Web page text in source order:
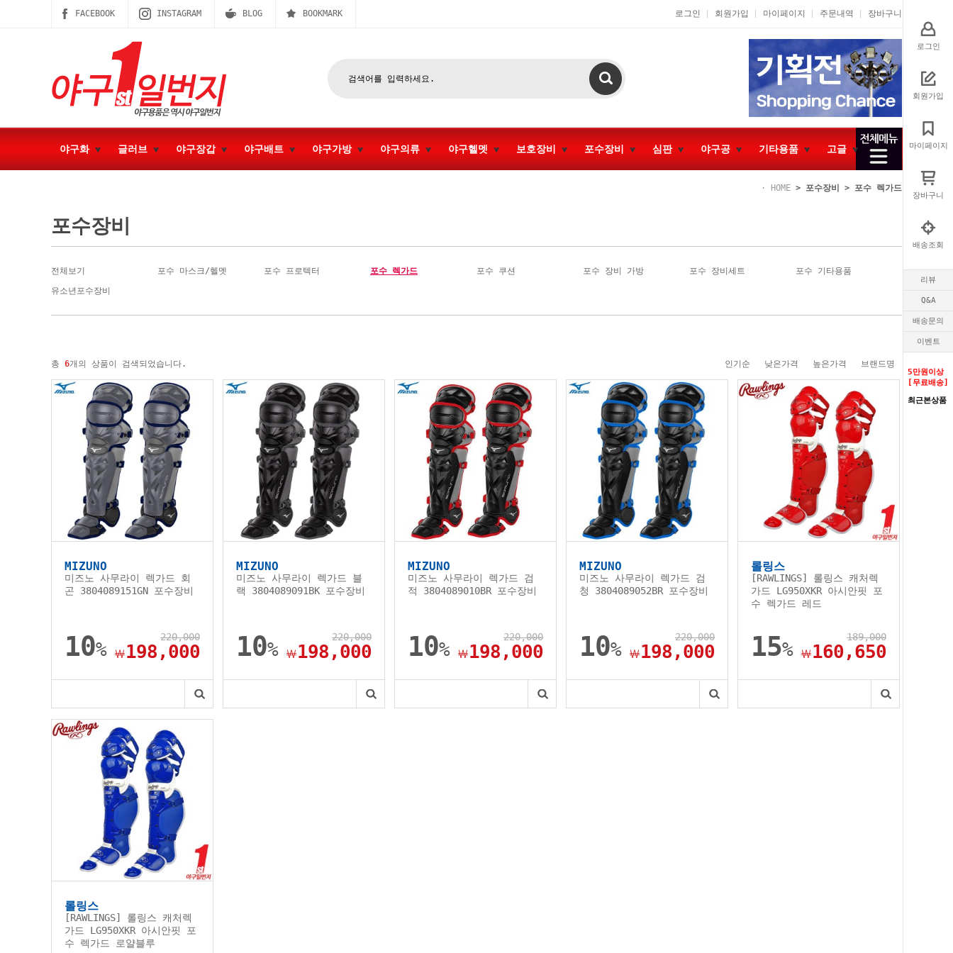
로그인
회원가입
마이페이지
장바구니
배송조회
리뷰
Q&A
배송문의
이벤트
5만원이상
[무료배송]
최근본상품
FACEBOOK INSTAGRAM BLOG BOOKMARK 로그인 회원가입 마이페이지 주문내역 장바구니
야구화 글러브 야구장갑 야구배트 야구가방 야구의류 야구헬멧 보호장비 포수장비 심판 야구공 기타용품 고글
HOME > 포수장비 > 포수 렉가드
포수장비
전체보기 포수 마스크/헬멧 포수 프로텍터 포수 렉가드 포수 쿠션 포수 장비 가방 포수 장비세트
포수 기타용품
유소년포수장비
총 6개의 상품이 검색되었습니다. 인기순 낮은가격 높은가격 브랜드명
MIZUNO
미즈노 사무라이 렉가드 회
곤 3804089151GN 포수장비
10%
220,000
￦198,000
MIZUNO
미즈노 사무라이 렉가드 블
랙 3804089091BK 포수장비
10%
220,000
￦198,000
MIZUNO
미즈노 사무라이 렉가드 검
적 3804089010BR 포수장비
10%
220,000
￦198,000
MIZUNO
미즈노 사무라이 렉가드 검
청 3804089052BR 포수장비
10%
220,000
￦198,000
롤링스
[RAWLINGS] 롤링스 캐처렉
가드 LG950XKR 아시안핏 포
수 렉가드 레드
15%
189,000
￦160,650
롤링스
[RAWLINGS] 롤링스 캐처렉
가드 LG950XKR 아시안핏 포
수 렉가드 로얄블루